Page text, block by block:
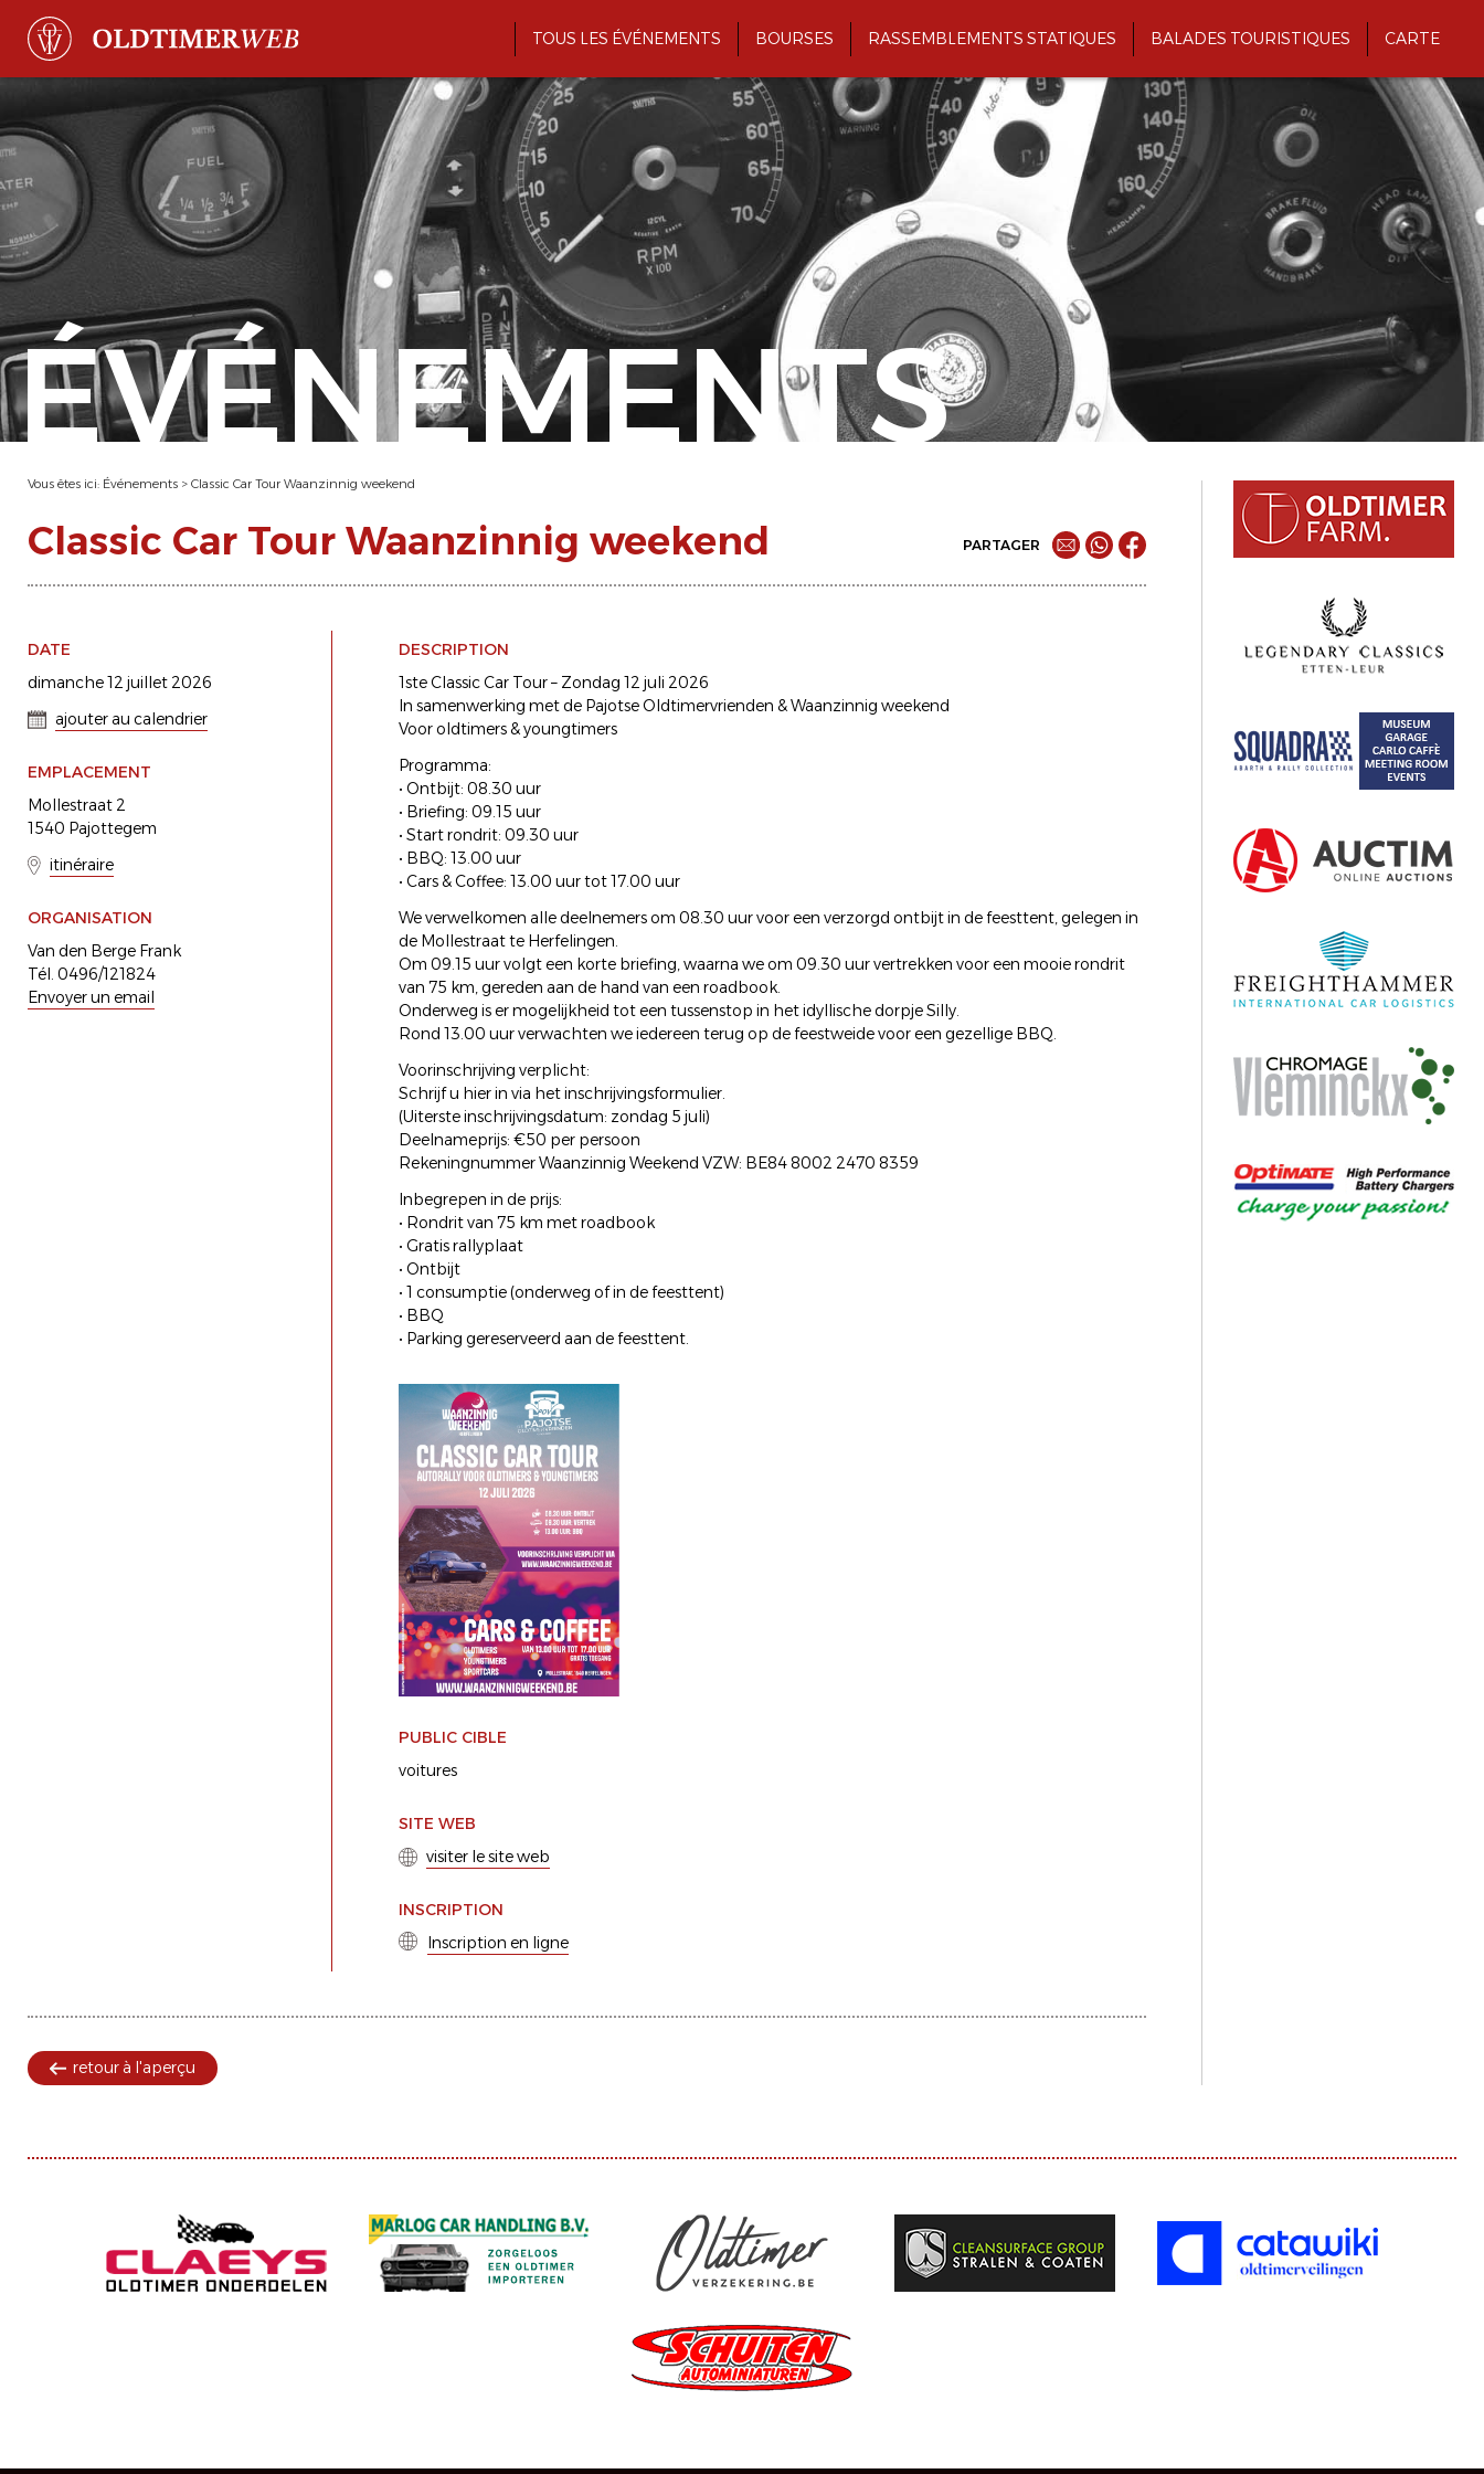
TOUS LES ÉVÉNEMENTS BOURSES RASSEMBLEMENTS STATIQUES BALADES TOURISTIQUES CARTE
ÉVÉNEMENTS
Vous êtes ici: Événements > Classic Car Tour Waanzinnig weekend
Classic Car Tour Waanzinnig weekend PARTAGER
DATE
dimanche 12 juillet 2026
ajouter au calendrier
EMPLACEMENT
Mollestraat 2
1540 Pajottegem
itinéraire
ORGANISATION
Van den Berge Frank
Tél. 0496/121824
Envoyer un email
DESCRIPTION
1ste Classic Car Tour – Zondag 12 juli 2026
In samenwerking met de Pajotse Oldtimervrienden & Waanzinnig weekend
Voor oldtimers & youngtimers
Programma:
• Ontbijt: 08.30 uur
• Briefing: 09.15 uur
• Start rondrit: 09.30 uur
• BBQ: 13.00 uur
• Cars & Coffee: 13.00 uur tot 17.00 uur
We verwelkomen alle deelnemers om 08.30 uur voor een verzorgd ontbijt in de feesttent, gelegen in
de Mollestraat te Herfelingen.
Om 09.15 uur volgt een korte briefing, waarna we om 09.30 uur vertrekken voor een mooie rondrit
van 75 km, gereden aan de hand van een roadbook.
Onderweg is er mogelijkheid tot een tussenstop in het idyllische dorpje Silly.
Rond 13.00 uur verwachten we iedereen terug op de feestweide voor een gezellige BBQ.
Voorinschrijving verplicht:
Schrijf u hier in via het inschrijvingsformulier.
(Uiterste inschrijvingsdatum: zondag 5 juli)
Deelnameprijs: €50 per persoon
Rekeningnummer Waanzinnig Weekend VZW: BE84 8002 2470 8359
Inbegrepen in de prijs:
• Rondrit van 75 km met roadbook
• Gratis rallyplaat
• Ontbijt
• 1 consumptie (onderweg of in de feesttent)
• BBQ
• Parking gereserveerd aan de feesttent.
PUBLIC CIBLE
voitures
SITE WEB
visiter le site web
INSCRIPTION
Inscription en ligne
retour à l'aperçu